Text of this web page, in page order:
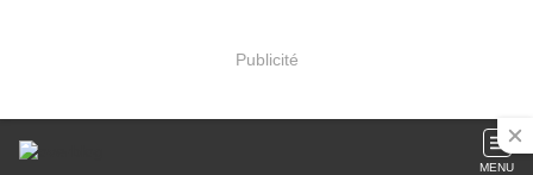
Publicité
MENU